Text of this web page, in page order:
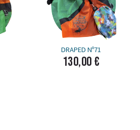
DRAPED Nº71
130,00 €